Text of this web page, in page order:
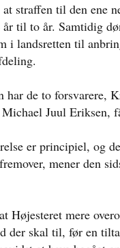
at straffen til den ene
til to år. Samtidig
i landsretten til
har de to forsvarere,
Juul Eriksen,
er principiel, og
mener den
Højesteret mere
der skal til, før en